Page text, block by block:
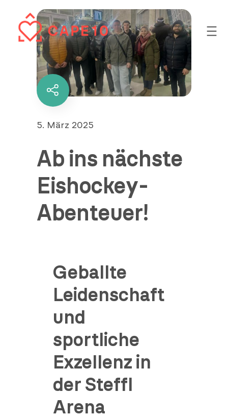
Inhalt
springen
Diesen
Inhalt
Veröffentlicht
5. März 2025
Ab ins nächste
Eishockey-
Abenteuer!
Geballte
Leidenschaft
und
sportliche
Exzellenz in
der Steffl
Arena